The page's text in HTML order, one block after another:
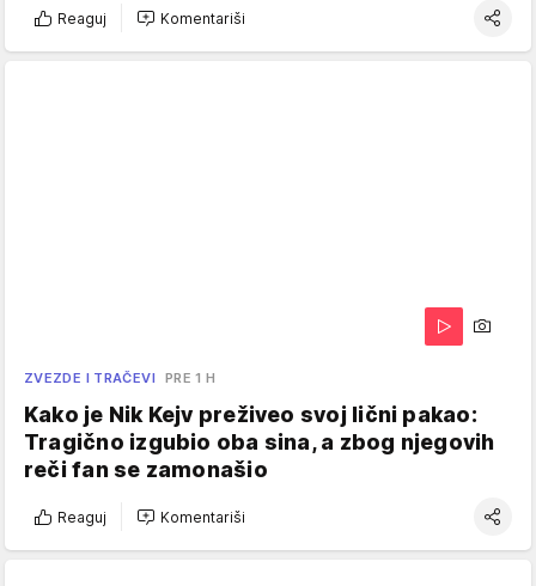
Reaguj Komentariši
ZVEZDE I TRAČEVI PRE 1 H
Kako je Nik Kejv preživeo svoj lični pakao:
Tragično izgubio oba sina, a zbog njegovih
reči fan se zamonašio
Reaguj Komentariši